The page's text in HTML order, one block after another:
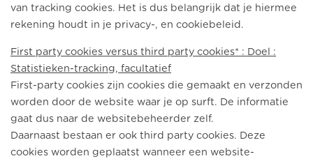
van tracking cookies. Het is dus belangrijk dat je hiermee
rekening houdt in je privacy-, en cookiebeleid.
First party cookies versus third party cookies* : Doel :
Statistieken-tracking, facultatief
First-party cookies zijn cookies die gemaakt en verzonden
worden door de website waar je op surft. De informatie
gaat dus naar de websitebeheerder zelf.
Daarnaast bestaan er ook third party cookies. Deze
cookies worden geplaatst wanneer een website-